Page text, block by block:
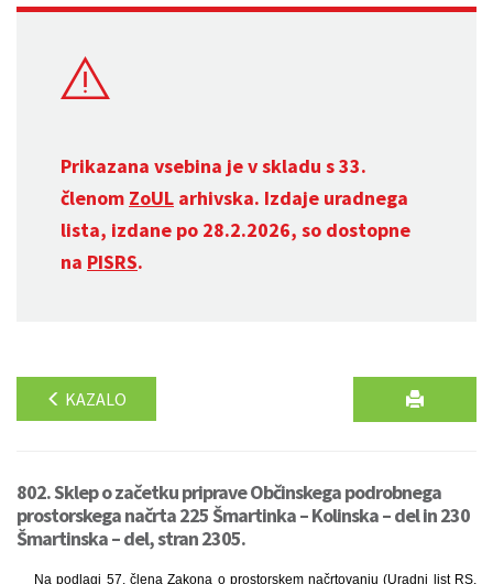
Prikazana vsebina je v skladu s 33.
členom ZoUL arhivska. Izdaje uradnega
lista, izdane po 28.2.2026, so dostopne
na PISRS.
KAZALO
802. Sklep o začetku priprave Občinskega podrobnega
prostorskega načrta 225 Šmartinka – Kolinska – del in 230
Šmartinska – del, stran 2305.
Na podlagi 57. člena Zakona o prostorskem načrtovanju (Uradni list RS,